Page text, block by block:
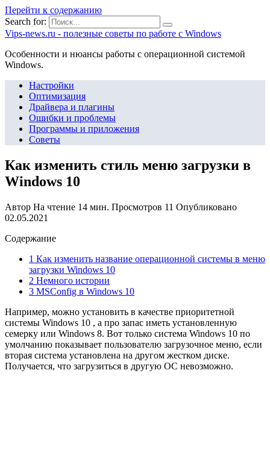
Перейти к содержанию
Search for:
Vips-news.ru - полезные советы по работе с Windows
Особенности и нюансы работы с операционной системой
Windows.
Настройки
Оптимизация
Драйвера и плагины
Ошибки и проблемы
Программы и приложения
Советы
Как изменить стиль меню загрузки в
Windows 10
Автор На чтение 14 мин. Просмотров 11 Опубликовано
02.05.2021
Содержание
1 Как изменить название операционной системы в меню
загрузки Windows 10
2 Немного истории
3 MSConfig в Windows 10
Например, можно установить в качестве приоритетной
системы Windows 10 , а про запас иметь установленную
семерку или Windows 8. Вот только система Windows 10 по
умолчанию показывает пользователю загрузочное меню, если
вторая система установлена на другом жестком диске.
Получается, что загрузиться в другую ОС невозможно.